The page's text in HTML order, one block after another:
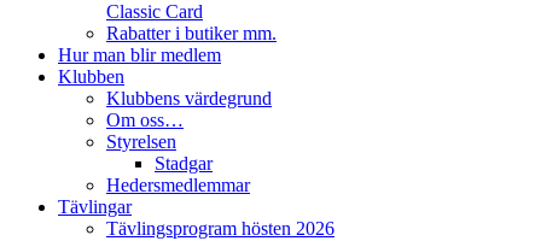
Classic Card
Rabatter i butiker mm.
Hur man blir medlem
Klubben
Klubbens värdegrund
Om oss…
Styrelsen
Stadgar
Hedersmedlemmar
Tävlingar
Tävlingsprogram hösten 2026